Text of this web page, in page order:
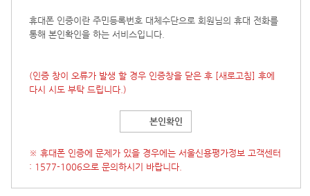
휴대폰 인증이란 주민등록번호 대체수단으로 회원님의 휴대 전화를
통해 본인확인을 하는 서비스입니다.
(인증 창이 오류가 발생 할 경우 인증창을 닫은 후 [새로고침] 후에
다시 시도 부탁 드립니다.)
본인확인
※ 휴대폰 인증에 문제가 있을 경우에는 서울신용평가정보 고객센터
: 1577-1006으로 문의하시기 바랍니다.